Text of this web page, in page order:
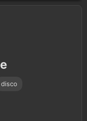
disco